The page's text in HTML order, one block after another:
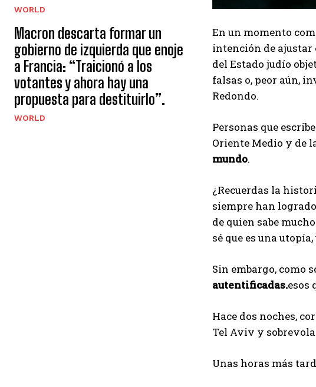
WORLD
Macron descarta formar un
gobierno de izquierda que enoje
a Francia: “Traicionó a los
votantes y ahora hay una
propuesta para destituirlo”.
WORLD
En un momento
intención de ajustar
del Estado judío
falsas o, peor aún,
Redondo.
Personas que
Oriente Medio y de
mundo.
¿Recuerdas la
siempre han
de quien sabe
sé que es una
Sin embargo, como
autentificadas.esos
Hace dos noches,
Tel Aviv y
Unas horas más